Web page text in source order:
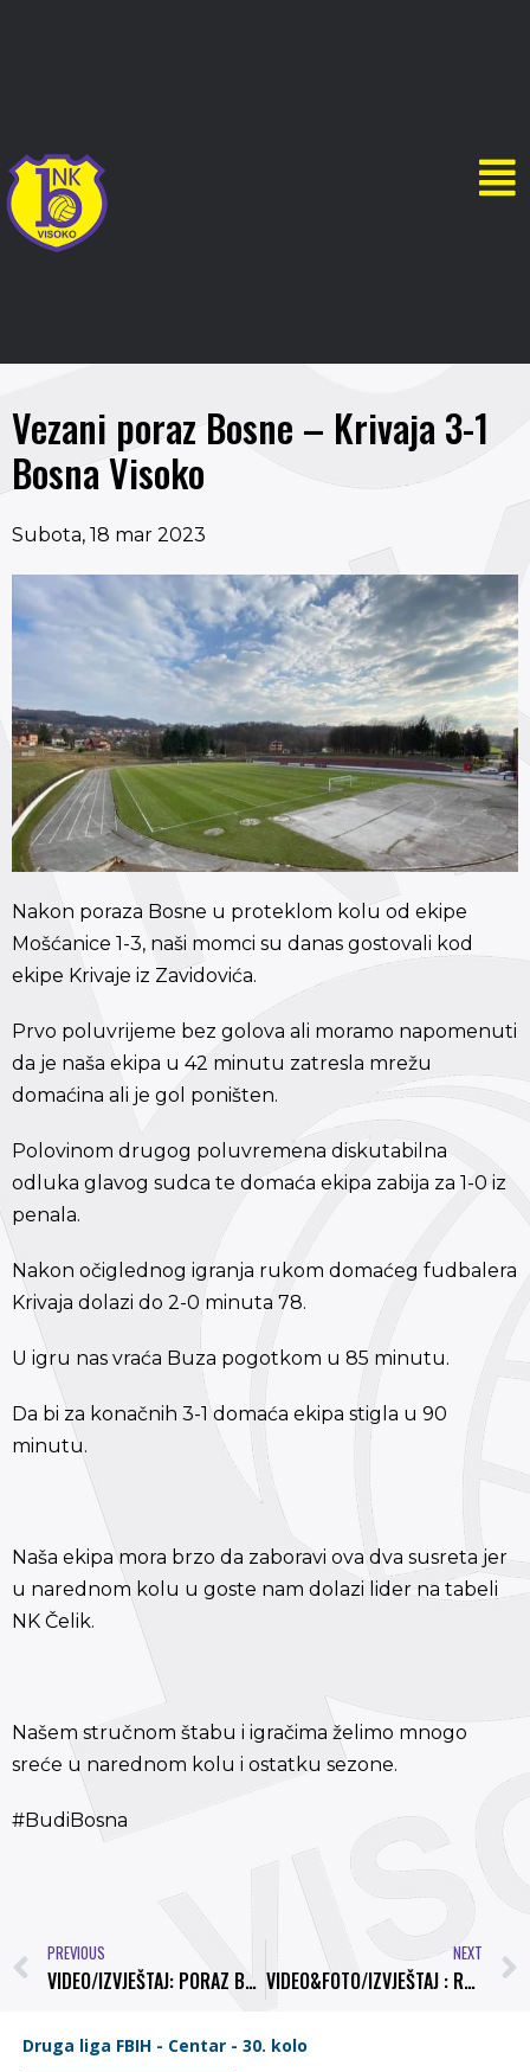
Vezani poraz Bosne – Krivaja 3-1
Bosna Visoko
Subota, 18 mar 2023
Nakon poraza Bosne u proteklom kolu od ekipe
Mošćanice 1-3, naši momci su danas gostovali kod
ekipe Krivaje iz Zavidovića.
Prvo poluvrijeme bez golova ali moramo napomenuti
da je naša ekipa u 42 minutu zatresla mrežu
domaćina ali je gol poništen.
Polovinom drugog poluvremena diskutabilna
odluka glavog sudca te domaća ekipa zabija za 1-0 iz
penala.
Nakon očiglednog igranja rukom domaćeg fudbalera
Krivaja dolazi do 2-0 minuta 78.
U igru nas vraća Buza pogotkom u 85 minutu.
Da bi za konačnih 3-1 domaća ekipa stigla u 90
minutu.
Naša ekipa mora brzo da zaboravi ova dva susreta jer
u narednom kolu u goste nam dolazi lider na tabeli
NK Čelik.
Našem stručnom štabu i igračima želimo mnogo
sreće u narednom kolu i ostatku sezone.
#BudiBosna
PREVIOUS
VIDEO/IZVJEŠTAJ: PORAZ BOSNE! NK BOSNA 1-3 FK MOSCANICA
NEXT
VIDEO&FOTO/IZVJEŠTAJ : REMI U VISOKOM – NK BOSNA 0:0 NK ČELIK